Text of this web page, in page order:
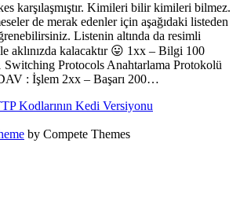
karşılaşmıştır. Kimileri bilir kimileri bilmez.
de merak edenler için aşağıdaki listeden
Listenin altında da resimli
aklınızda kalacaktır 😛 1xx – Bilgi 100
Protocols Anahtarlama Protokolü
: İşlem 2xx – Başarı 200…
Kodlarının Kedi Versiyonu
by Compete Themes